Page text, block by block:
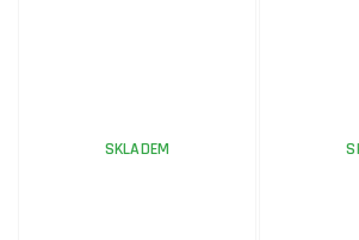
SKLADEM